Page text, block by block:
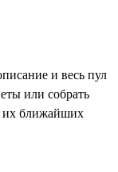
и весь пул
или собрать
их ближайших